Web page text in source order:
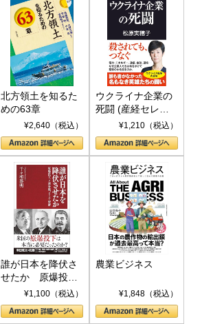
北方領土を知るた
めの63章
¥2,640（税込）
ウクライナ企業の
死闘 (産経セレク
ト S 039)¥1,210（税込）
誰が日本を降伏さ
せたか 原爆投
下、ソ連参戦、そ
して聖断 (PHP新
書)
¥1,100（税込）
農業ビジネス
¥1,848（税込）